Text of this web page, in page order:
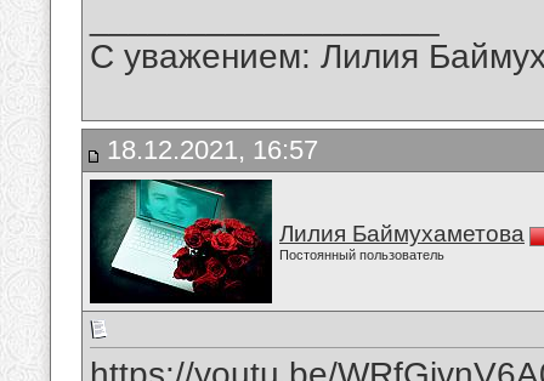
С уважением: Лилия
18.12.2021, 16:57
Лилия Баймухаметова
Постоянный пользователь